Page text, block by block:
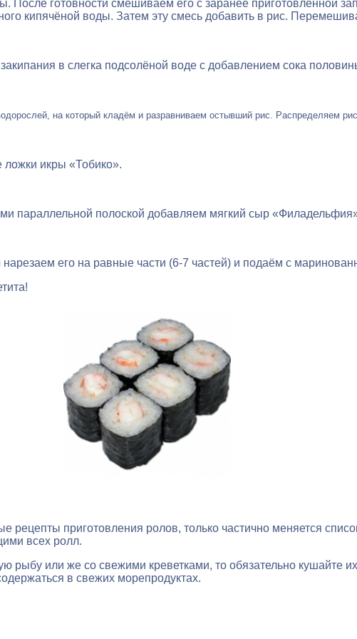
После готовности смешиваем его с заранее приготовленной
кипячёной воды. Затем эту смесь добавить в рис.
в слегка подсолёной воде с добавлением сока
на который кладём и разравниваем остывший рис. Распределяем
ложки икры «Тобико».
параллельной полоской добавляем мягкий сыр
нарезаем его на равные части (6-7 частей) и подаём с
рецепты приготовления ролов, только частично меняется
всех ролл.
рыбу или же со свежими креветками, то обязательно кушайте
в свежих морепродуктах.